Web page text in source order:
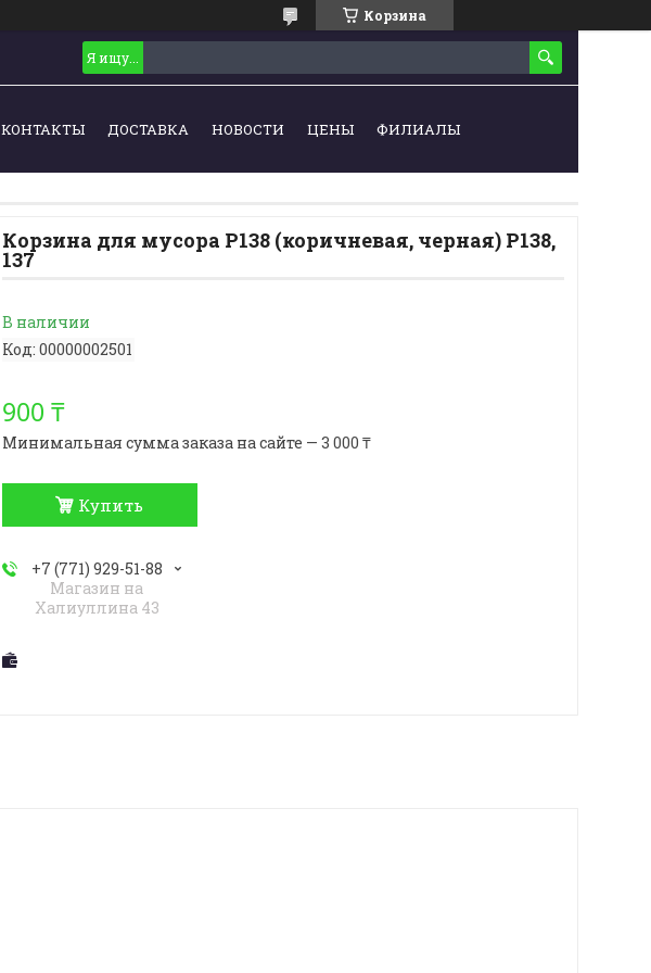
Корзина
КОНТАКТЫ ДОСТАВКА НОВОСТИ ЦЕНЫ ФИЛИАЛЫ
Корзина для мусора Р138 (коричневая, черная) Р138,
137
В наличии
Код: 00000002501
900 ₸
Минимальная сумма заказа на сайте — 3 000 ₸
Купить
+7 (771) 929-51-88
Магазин на
Халиуллина 43